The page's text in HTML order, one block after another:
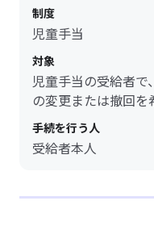
制度
児童手当
対象
児童手当の受給者
の変更または撤回を
手続を行う人
受給者本人